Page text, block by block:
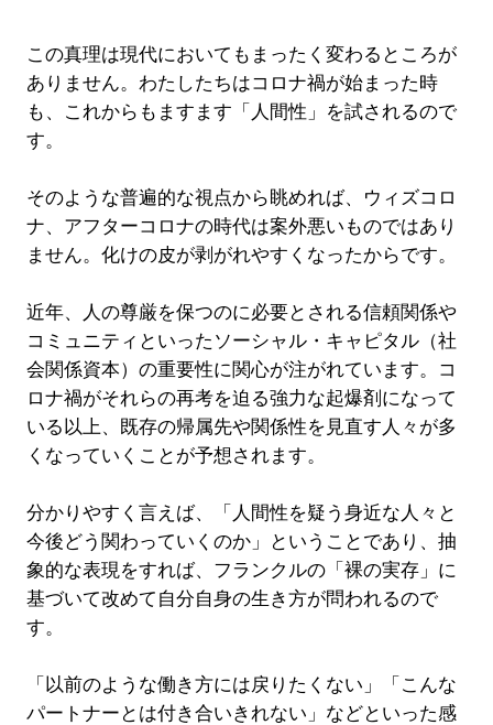
この真理は現代においてもまったく変わるところが
ありません。わたしたちはコロナ禍が始まった時
も、これからもますます「人間性」を試されるので
す。
そのような普遍的な視点から眺めれば、ウィズコロ
ナ、アフターコロナの時代は案外悪いものではあり
ません。化けの皮が剥がれやすくなったからです。
近年、人の尊厳を保つのに必要とされる信頼関係や
コミュニティといったソーシャル・キャピタル（社
会関係資本）の重要性に関心が注がれています。コ
ロナ禍がそれらの再考を迫る強力な起爆剤になって
いる以上、既存の帰属先や関係性を見直す人々が多
くなっていくことが予想されます。
分かりやすく言えば、「人間性を疑う身近な人々と
今後どう関わっていくのか」ということであり、抽
象的な表現をすれば、フランクルの「裸の実存」に
基づいて改めて自分自身の生き方が問われるので
す。
「以前のような働き方には戻りたくない」「こんな
パートナーとは付き合いきれない」などといった感